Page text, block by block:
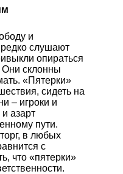
и
слушают
опираться
Они склонны
«Пятерки»
сидеть на
– игроки и
азарт
пути.
в любых
с
что «пятерки»